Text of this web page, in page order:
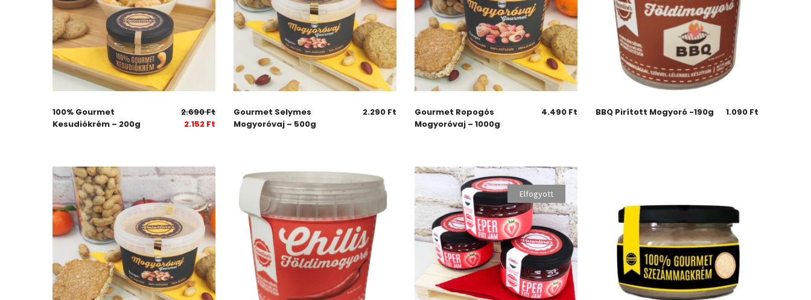
100% Gourmet
Kesudiókrém – 200g
2.690Ft
2.152 Ft
Gourmet Selymes
Mogyoróvaj – 500g
2.290 Ft
Gourmet Ropogós
Mogyoróvaj – 1000g
4.490 Ft BBQ Pirított Mogyoró -190g 1.090 Ft
Elfogyott